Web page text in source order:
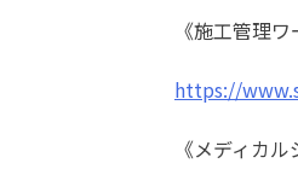
《施工管理
https://
《メディカ